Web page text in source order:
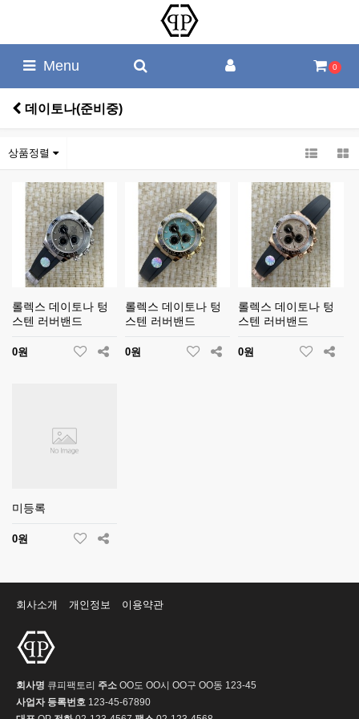
Menu 0
데이토나(준비중)
상품정렬
롤렉스 데이토나 텅
스텐 러버밴드
0원
롤렉스 데이토나 텅
스텐 러버밴드
0원
롤렉스 데이토나 텅
스텐 러버밴드
0원
미등록
0원
회사소개 개인정보 이용약관
회사명 큐피팩토리 주소 OO도 OO시 OO구 OO동 123-45
사업자 등록번호 123-45-67890